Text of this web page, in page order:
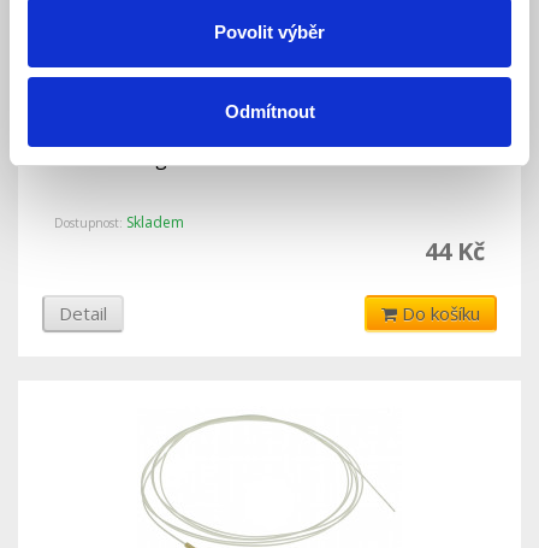
Povolit výběr
Odmítnout
Dostupnost: Skladem
44 Kč
Detail Do košíku